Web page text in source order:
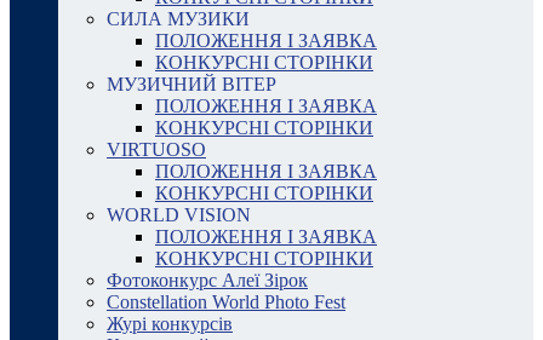
СИЛА МУЗИКИ
ПОЛОЖЕННЯ І ЗАЯВКА
КОНКУРСНІ СТОРІНКИ
МУЗИЧНИЙ ВІТЕР
ПОЛОЖЕННЯ І ЗАЯВКА
КОНКУРСНІ СТОРІНКИ
VIRTUOSO
ПОЛОЖЕННЯ І ЗАЯВКА
КОНКУРСНІ СТОРІНКИ
WORLD VISION
ПОЛОЖЕННЯ І ЗАЯВКА
КОНКУРСНІ СТОРІНКИ
Фотоконкурс Алеї Зірок
Constellation World Photo Fest
Журі конкурсів